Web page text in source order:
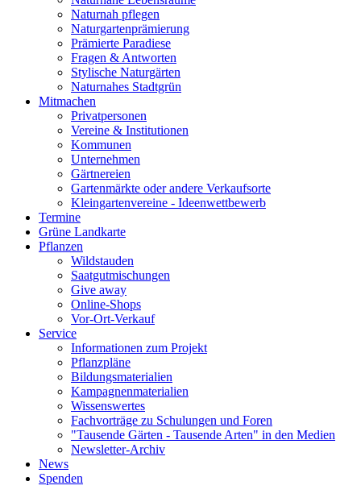
Naturnah pflegen
Naturgartenprämierung
Prämierte Paradiese
Fragen & Antworten
Stylische Naturgärten
Naturnahes Stadtgrün
Mitmachen
Privatpersonen
Vereine & Institutionen
Kommunen
Unternehmen
Gärtnereien
Gartenmärkte oder andere Verkaufsorte
Kleingartenvereine - Ideenwettbewerb
Termine
Grüne Landkarte
Pflanzen
Wildstauden
Saatgutmischungen
Give away
Online-Shops
Vor-Ort-Verkauf
Service
Informationen zum Projekt
Pflanzpläne
Bildungsmaterialien
Kampagnenmaterialien
Wissenswertes
Fachvorträge zu Schulungen und Foren
"Tausende Gärten - Tausende Arten" in den Medien
Newsletter-Archiv
News
Spenden